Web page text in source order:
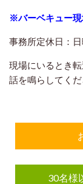
※バーベキュー
事務所定休日：
現場にいるとき
話を鳴らしてく
30名様